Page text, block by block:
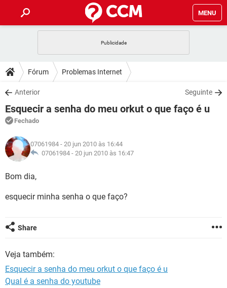
MENU
CELULAR FACEBOOK
OUTLOOK
INSTAGRAM GMAIL
GUIA DE COMPRAS
DICAS
JOGOS WHATSAPP
OUTLOOK
INSTAGRAM
GUIA DE COMPRAS
DOWNLOADS
JOGOS WHATSAPP
CELULAR
OUTLOOK EXCEL
INSTAGRAM
GUIA DE COMPRAS
FÓRUM
JOGOS
CELULAR FACEBOOK
GLOSSÁRIO
JOGOS
CELULAR
OUTLOOK EXCEL
GUIA DE COMPRAS
Fórum Problemas Internet
Anterior Seguinte
Esquecir a senha do meu orkut o que faço é u
Fechado
07061984 - 20 jun 2010 às 16:44
07061984 - 20 jun 2010 às 16:47
Bom dia,
esquecir minha senha o que faço?
Share
Veja também:
Esquecir a senha do meu orkut o que faço é u
Qual é a senha do youtube